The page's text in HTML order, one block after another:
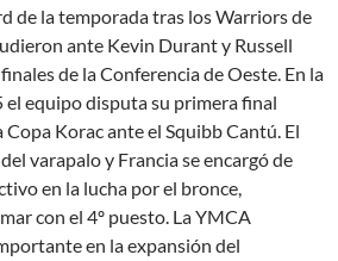
de la temporada tras los Warriors de
ante Kevin Durant y Russell
de la Conferencia de Oeste. En la
equipo disputa su primera final
Korac ante el Squibb Cantú. El
varapalo y Francia se encargó de
en la lucha por el bronce,
con el 4º puesto. La YMCA
en la expansión del